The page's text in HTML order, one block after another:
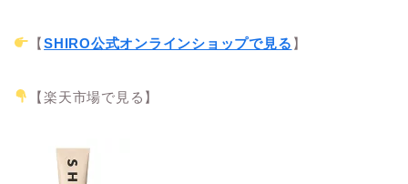
【SHIRO公式オンラインショップで見る 】
【楽天市場で見る】